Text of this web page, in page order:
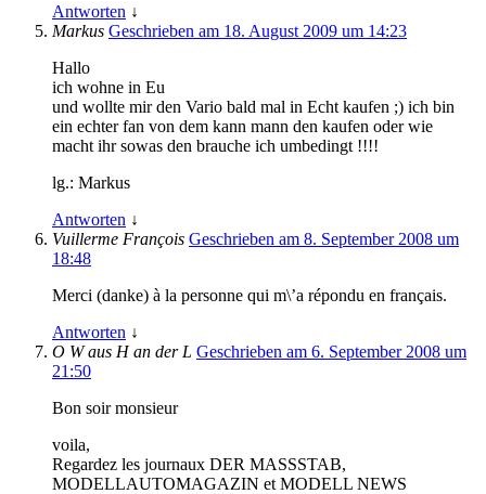
Antworten ↓
Markus Geschrieben am 18. August 2009 um 14:23
Hallo
ich wohne in Eu
und wollte mir den Vario bald mal in Echt kaufen ;) ich bin
ein echter fan von dem kann mann den kaufen oder wie
macht ihr sowas den brauche ich umbedingt !!!!
lg.: Markus
Antworten ↓
Vuillerme François Geschrieben am 8. September 2008 um
18:48
Merci (danke) à la personne qui m\’a répondu en français.
Antworten ↓
O W aus H an der L Geschrieben am 6. September 2008 um
21:50
Bon soir monsieur
voila,
Regardez les journaux DER MASSSTAB,
MODELLAUTOMAGAZIN et MODELL NEWS